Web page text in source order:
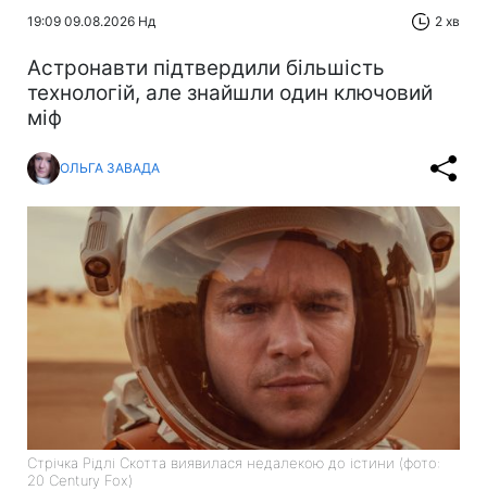
19:09 09.08.2026 Нд 2 хв
Астронавти підтвердили більшість
технологій, але знайшли один ключовий
міф
ОЛЬГА ЗАВАДА
Стрічка Рідлі Скотта виявилася недалекою до істини (фото:
20 Century Fox)